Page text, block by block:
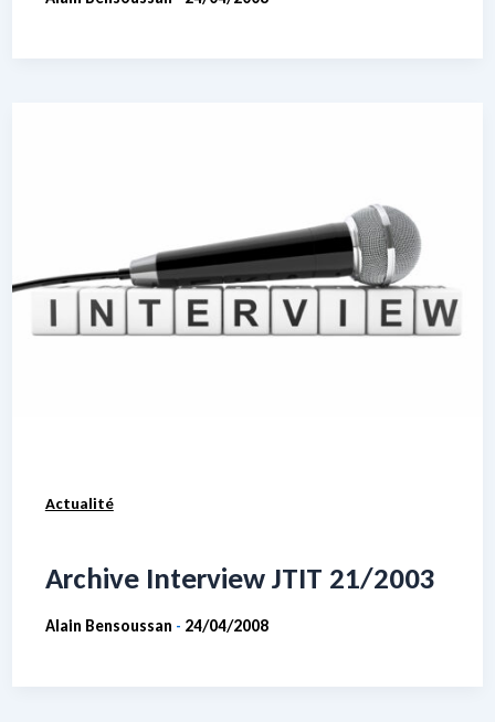
Actualité
Archive Interview JTIT 21/2003
Alain Bensoussan - 24/04/2008